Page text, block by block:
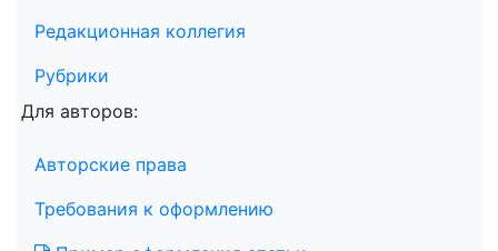
Редакционная коллегия
Рубрики
Для авторов:
Авторские права
Требования к оформлению